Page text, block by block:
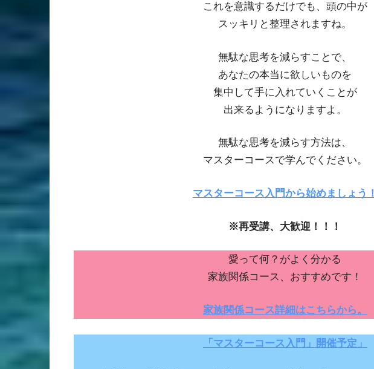
これを意識するだけでも、頭の中が
スッキリと整理されますね。
無駄な思考を減らすことで、
あなたの本当に欲しいものを
集中して手に入れていくことが
出来るようになりますよ。
無駄な思考を減らす方法は、
マスターコースで学んでください。
マスターコース入門から始めましょう！
※再受講、大歓迎！！！
愛って何？がよく分かる
家族関係コース、おすすめです！
家族関係コース詳細はこちらから。
「マスターコース入門」開催予定」